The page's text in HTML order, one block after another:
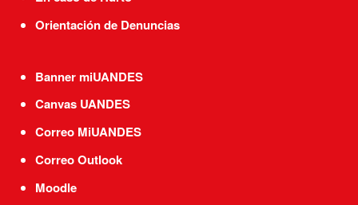
Orientación de Denuncias
Banner miUANDES
Canvas UANDES
Correo MiUANDES
Correo Outlook
Moodle